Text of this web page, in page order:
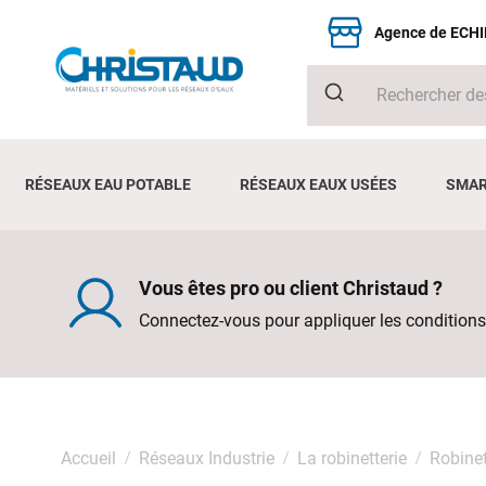
Agence de
RÉSEAUX EAU POTABLE RÉSEAUX EAUX USÉES
Vous êtes pro ou client Christaud ?
Connectez-vous pour appliquer les
Accueil Réseaux Industrie La robinetterie